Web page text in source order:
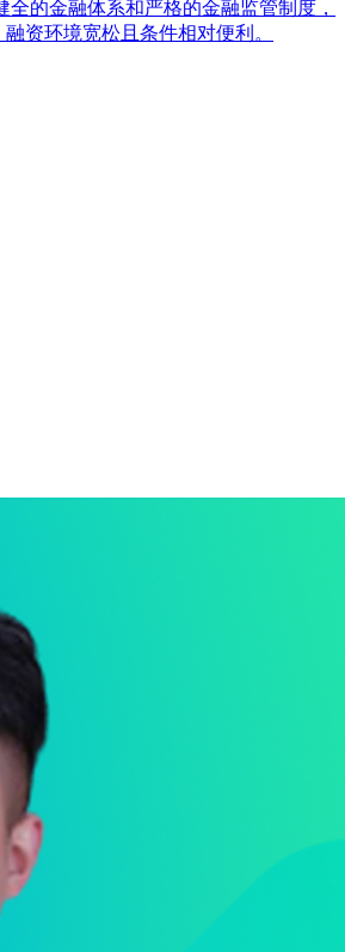
的金融体系和严格的金融监管制度，
资环境宽松且条件相对便利。